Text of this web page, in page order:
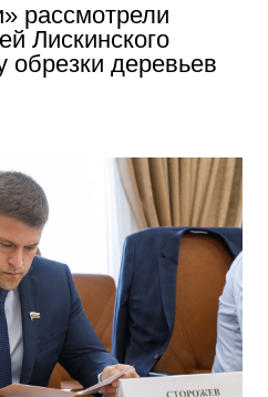
рассмотрели
Лискинского
обрезки деревьев